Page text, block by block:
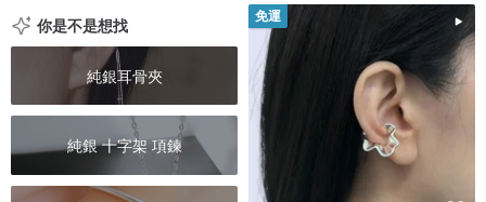
你是不是想找
純銀耳骨夾
純銀 十字架 項鍊
免運